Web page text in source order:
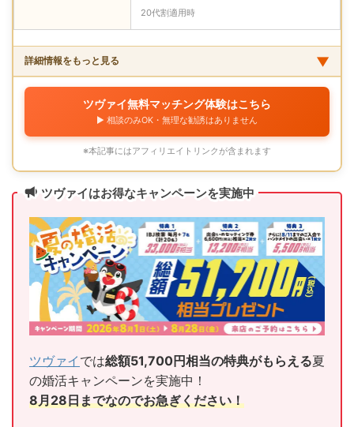
20代割適用時
詳細情報をもっと見る ▼
ツヴァイ無料マッチング体験はこちら
▶︎ 相談のみOK・無理な勧誘はありません
※本記事にはアフィリエイトリンクが含まれます
ツヴァイはお得なキャンペーンを実施中
ツヴァイ では総額51,700円相当の特典がもらえる夏
の婚活キャンペーンを実施中！
8月28日までなのでお急ぎください！